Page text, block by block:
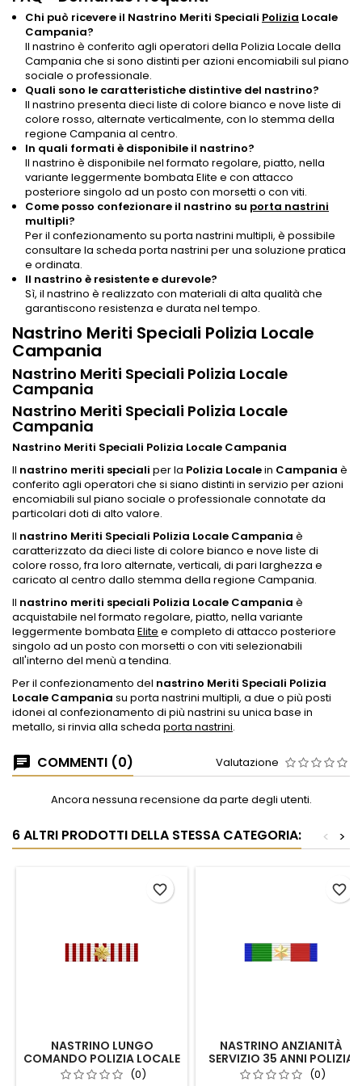
Chi può ricevere il Nastrino Meriti Speciali Polizia Locale
Campania?
Il nastrino è conferito agli operatori della Polizia Locale della
Campania che si sono distinti per azioni encomiabili sul piano
sociale o professionale.
Quali sono le caratteristiche distintive del nastrino?
Il nastrino presenta dieci liste di colore bianco e nove liste di
colore rosso, alternate verticalmente, con lo stemma della
regione Campania al centro.
In quali formati è disponibile il nastrino?
Il nastrino è disponibile nel formato regolare, piatto, nella
variante leggermente bombata Elite e con attacco
posteriore singolo ad un posto con morsetti o con viti.
Come posso confezionare il nastrino su porta nastrini
multipli?
Per il confezionamento su porta nastrini multipli, è possibile
consultare la scheda porta nastrini per una soluzione pratica
e ordinata.
Il nastrino è resistente e durevole?
Sì, il nastrino è realizzato con materiali di alta qualità che
garantiscono resistenza e durata nel tempo.
Nastrino Meriti Speciali Polizia Locale
Campania
Nastrino Meriti Speciali Polizia Locale
Campania
Nastrino Meriti Speciali Polizia Locale
Campania
Nastrino Meriti Speciali Polizia Locale Campania
Il nastrino meriti speciali per la Polizia Localein Campania è
conferito agli operatori che si siano distinti in servizio per azioni
encomiabili sul piano sociale o professionale connotate da
particolari doti di alto valore.
Il nastrino Meriti Speciali Polizia Locale Campania è
caratterizzato da dieci liste di colore bianco e nove liste di
colore rosso, fra loro alternate, verticali, di pari larghezza e
caricato al centro dallo stemma della regione Campania.
Il nastrino meriti speciali Polizia Locale Campania è
acquistabile nel formato regolare, piatto, nella variante
leggermente bombata Elite e completo di attacco posteriore
singolo ad un posto con morsetti o con viti selezionabili
all'interno del menù a tendina.
Per il confezionamento del nastrino Meriti Speciali Polizia
Locale Campania su porta nastrini multipli, a due o più posti
idonei al confezionamento di più nastrini su unica base in
metallo, si rinvia alla scheda porta nastrini.
COMMENTI (0) Valutazione
Ancora nessuna recensione da parte degli utenti.
6 ALTRI PRODOTTI DELLA STESSA CATEGORIA: >
<
NASTRINO LUNGO
COMANDO POLIZIA LOCALE
CAMPANIA 20 ANNI
(0)
favorite_border
NASTRINO ANZIANITÀ
SERVIZIO 35 ANNI POLIZIA
LOCALE CAMPANIA
(0)
favorite_border